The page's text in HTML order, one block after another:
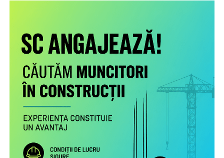
Scopul proiectului este creşterea gradului de
conştientizare a părinţilor români care muncesc în alte
state cu privire la nevoile copiilor rămaşi acasă,
necesitatea menţinerii comunicării cu aceştia şi cu
persoanele în grija cărora au rămas şi a legăturii cu
comunitatea de proveniență.
Proiectul include următoarele activități: